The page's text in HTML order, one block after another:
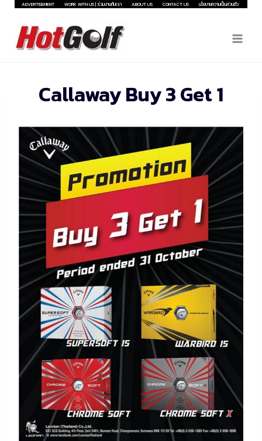
Skip
content
ADVERTISEMENT WORK WITH US | ร่วมงานกับเรา ABOUT US CONTACT US นโยบายความเป็นส่วนตัว
Callaway Buy 3 Get 1